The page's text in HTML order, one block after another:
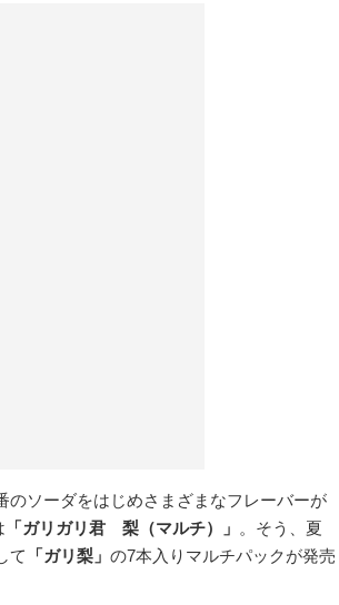
のソーダをはじめさまざまなフレーバーが
「ガリガリ君 梨（マルチ）」 。そう、夏
て 「ガリ梨」 の7本入りマルチパックが発売